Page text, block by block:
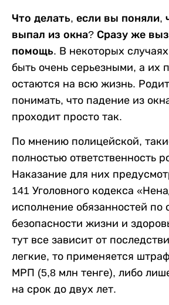
Что делать, если вы поняли,
выпал из окна? Сразу же
помощь. В некоторых
быть очень серьезными, а их
остаются на всю жизнь.
понимать, что падение из
проходит просто так.
По мнению полицейской,
полностью ответственность
Наказание для них
141 Уголовного кодекса
исполнение обязанностей по
безопасности жизни и
тут все зависит от
легкие, то применяется
МРП (5,8 млн тенге), либо
на срок до двух лет.